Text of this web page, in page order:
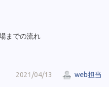
までの流れ
2021/04/13 web担当